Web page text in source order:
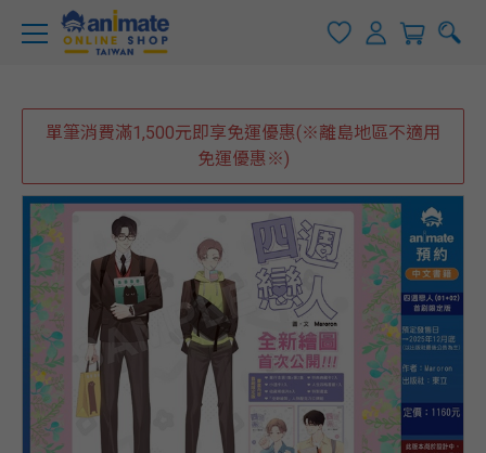
單筆消費滿1,500元即享免運優惠(※離島地區不適用
免運優惠※)